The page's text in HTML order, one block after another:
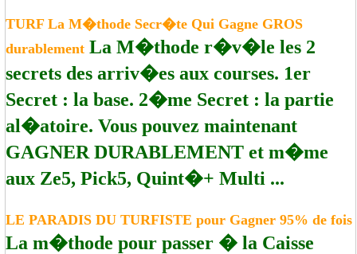
TURF La M�thode Secr�te Qui Gagne GROS
durablement La M�thode r�v�le les 2
secrets des arriv�es aux courses. 1er
Secret : la base. 2�me Secret : la partie
al�atoire. Vous pouvez maintenant
GAGNER DURABLEMENT et m�me
aux Ze5, Pick5, Quint�+ Multi ...
LE PARADIS DU TURFISTE pour Gagner 95% de fois
La m�thode pour passer � la Caisse